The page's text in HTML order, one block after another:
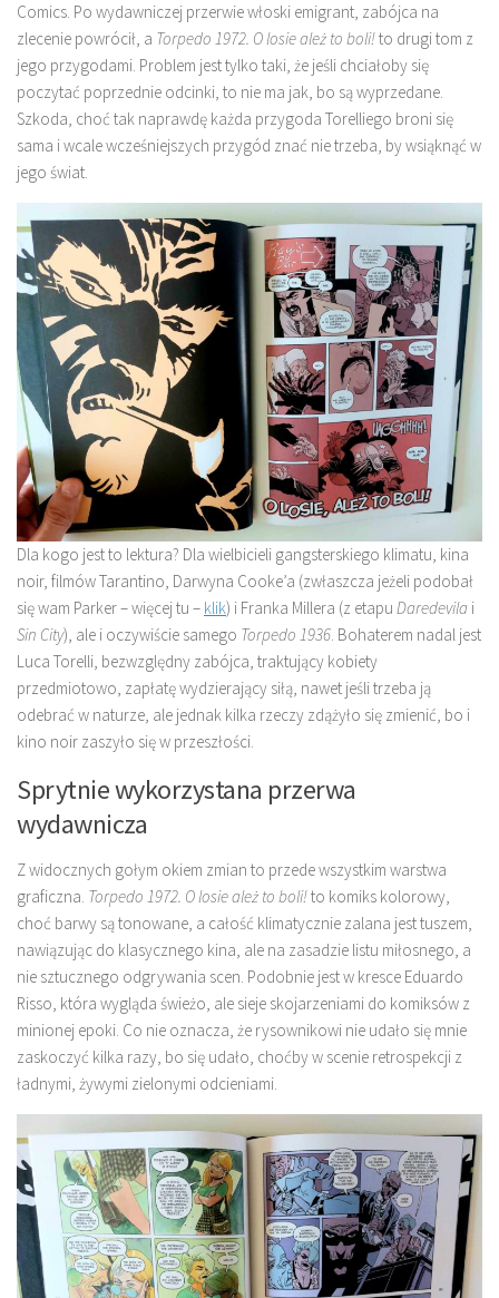
Comics. Po wydawniczej przerwie włoski emigrant, zabójca na
zlecenie powrócił, a Torpedo 1972. O losie ależ to boli!to drugi tom z
jego przygodami. Problem jest tylko taki, że jeśli chciałoby się
poczytać poprzednie odcinki, to nie ma jak, bo są wyprzedane.
Szkoda, choć tak naprawdę każda przygoda Torelliego broni się
sama i wcale wcześniejszych przygód znać nie trzeba, by wsiąknąć w
jego świat.
Dla kogo jest to lektura? Dla wielbicieli gangsterskiego klimatu, kina
noir, filmów Tarantino, Darwyna Cooke’a (zwłaszcza jeżeli podobał
się wam Parker – więcej tu – klik) i Franka Millera (z etapu Daredevila i
Sin City), ale i oczywiście samego Torpedo 1936. Bohaterem nadal jest
Luca Torelli, bezwzględny zabójca, traktujący kobiety
przedmiotowo, zapłatę wydzierający siłą, nawet jeśli trzeba ją
odebrać w naturze, ale jednak kilka rzeczy zdążyło się zmienić, bo i
kino noir zaszyło się w przeszłości.
Sprytnie wykorzystana przerwa
wydawnicza
Z widocznych gołym okiem zmian to przede wszystkim warstwa
graficzna. Torpedo 1972. O losie ależ to boli!to komiks kolorowy,
choć barwy są tonowane, a całość klimatycznie zalana jest tuszem,
nawiązując do klasycznego kina, ale na zasadzie listu miłosnego, a
nie sztucznego odgrywania scen. Podobnie jest w kresce Eduardo
Risso, która wygląda świeżo, ale sieje skojarzeniami do komiksów z
minionej epoki. Co nie oznacza, że rysownikowi nie udało się mnie
zaskoczyć kilka razy, bo się udało, choćby w scenie retrospekcji z
ładnymi, żywymi zielonymi odcieniami.